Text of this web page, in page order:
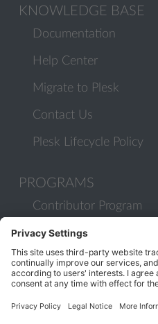
KNOWLEDGE BASE
Documentation
Help Center
Migrate to Plesk
Contact Us
Plesk Lifecycle Policy
PROGRAMS
Contributor Program
Partner Program
COMMUNITY